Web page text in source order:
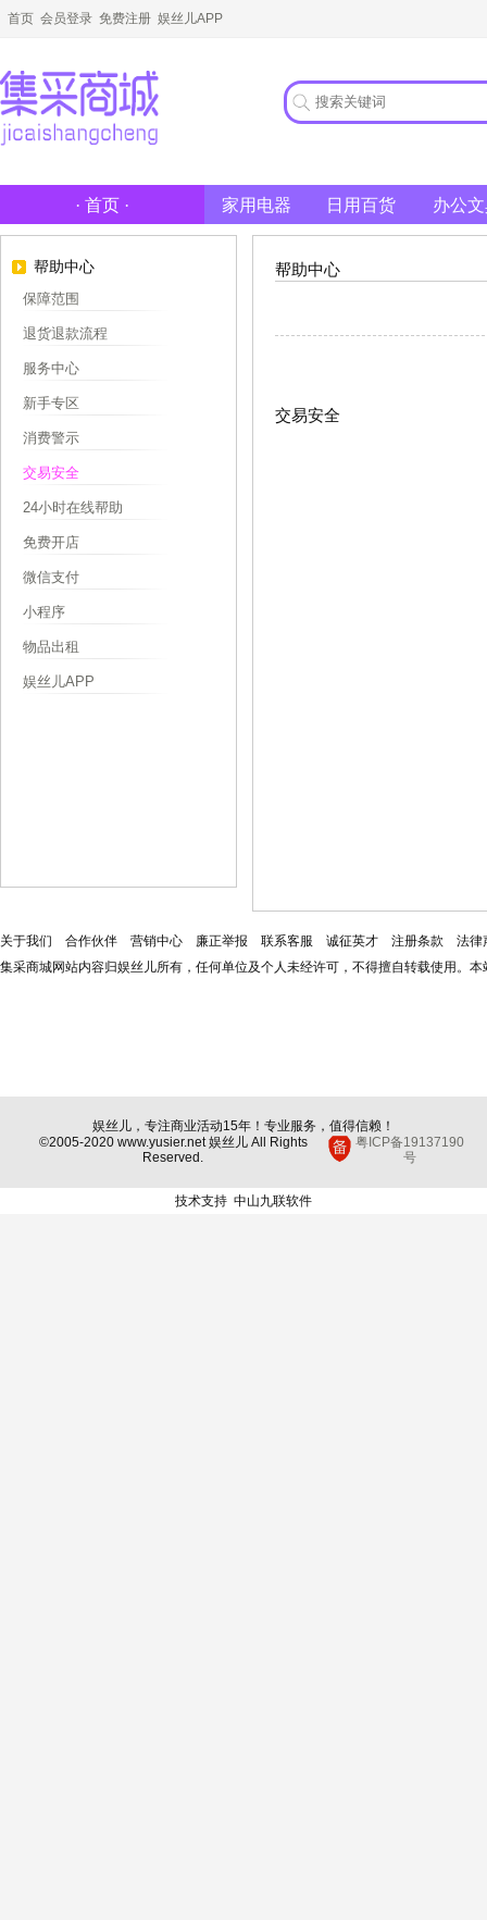
首页 会员登录 免费注册 娱丝儿APP
· 首页 · 家用电器 日用百货 办公
帮助中心
保障范围
退货退款流程
服务中心
新手专区
消费警示
交易安全
24小时在线帮助
免费开店
微信支付
小程序
物品出租
娱丝儿APP
帮助中心
交易安全
关于我们 合作伙伴 营销中心 廉正举报 联系客服 诚征英才 注册条款
法律
集采商城网站内容归娱丝儿所有，任何单位及个人未经许可，不得擅自转载使用。
娱丝儿，专注商业活动15年！专业服务，值得信赖！
©2005-2020 www.yusier.net 娱丝儿 All Rights
Reserved.
粤ICP备19137190
号
技术支持 中山九联软件